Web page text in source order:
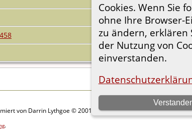
Cookies. Wenn Sie
ohne Ihre Browser-
zu ändern, erklären
der Nutzung von
einverstanden.
von Darrin Lythgoe © 2001-2026.
.